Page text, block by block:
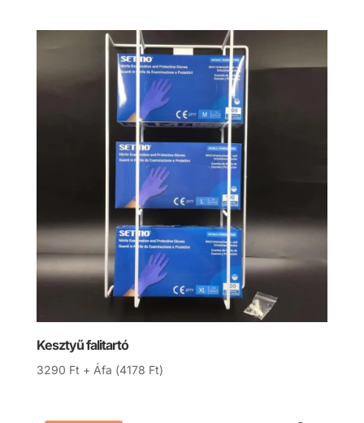
Kesztyű falitartó
3290 Ft + Áfa (4178 Ft)